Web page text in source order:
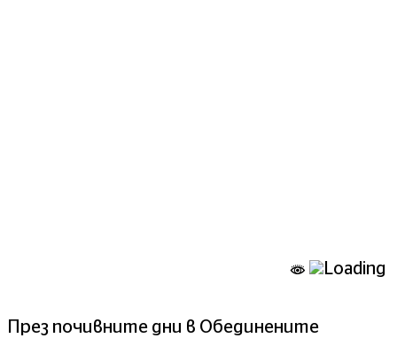
През почивните дни в Обединените